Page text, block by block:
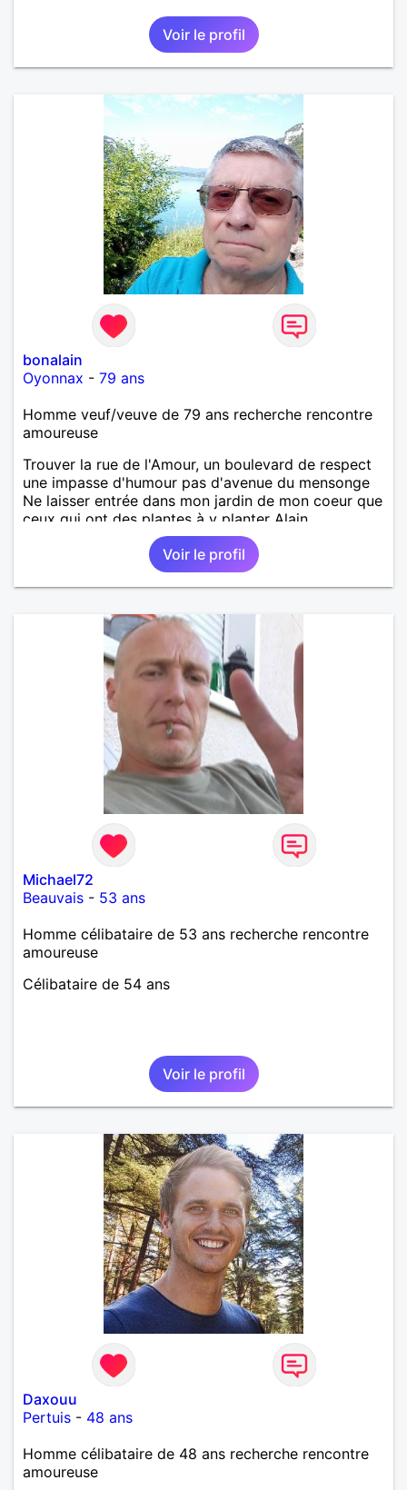
Voir le profil
bonalain
Oyonnax - 79 ans
Homme veuf/veuve de 79 ans recherche rencontre
amoureuse
Trouver la rue de l'Amour, un boulevard de respect
une impasse d'humour pas d'avenue du mensonge
Ne laisser entrée dans mon jardin de mon coeur que
ceux qui ont des plantes à y planter Alain
Voir le profil
Michael72
Beauvais - 53 ans
Homme célibataire de 53 ans recherche rencontre
amoureuse
Célibataire de 54 ans
Voir le profil
Daxouu
Pertuis - 48 ans
Homme célibataire de 48 ans recherche rencontre
amoureuse